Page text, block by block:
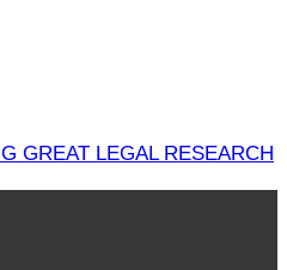
GREAT LEGAL RESEARCH